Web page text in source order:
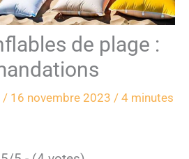
de plage :
/ 16 novembre 2023 / 4 minutes